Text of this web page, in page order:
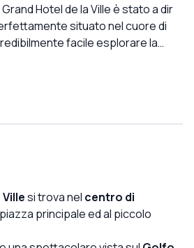
Hotel de la Ville è stato a dir
situato nel cuore di
facile esplorare la
ma una menzione speciale
e Federica. Hanno fatto uno
mattina e sera, che significava
soggiorno extra speciale — sono
mantenuta ad un livello molto
ogni mattina era splendida, con
ambiente incantevole per iniziare
si trova nel centro di
principale ed al piccolo